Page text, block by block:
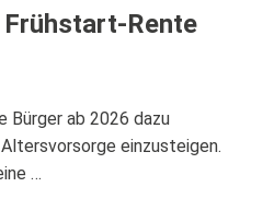
Frühstart-Rente
Bürger ab 2026 dazu
einzusteigen.
…